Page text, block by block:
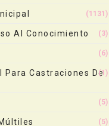
(1131)
Al Conocimiento (3)
(6)
Para Castraciones De(1)
(5)
(5)